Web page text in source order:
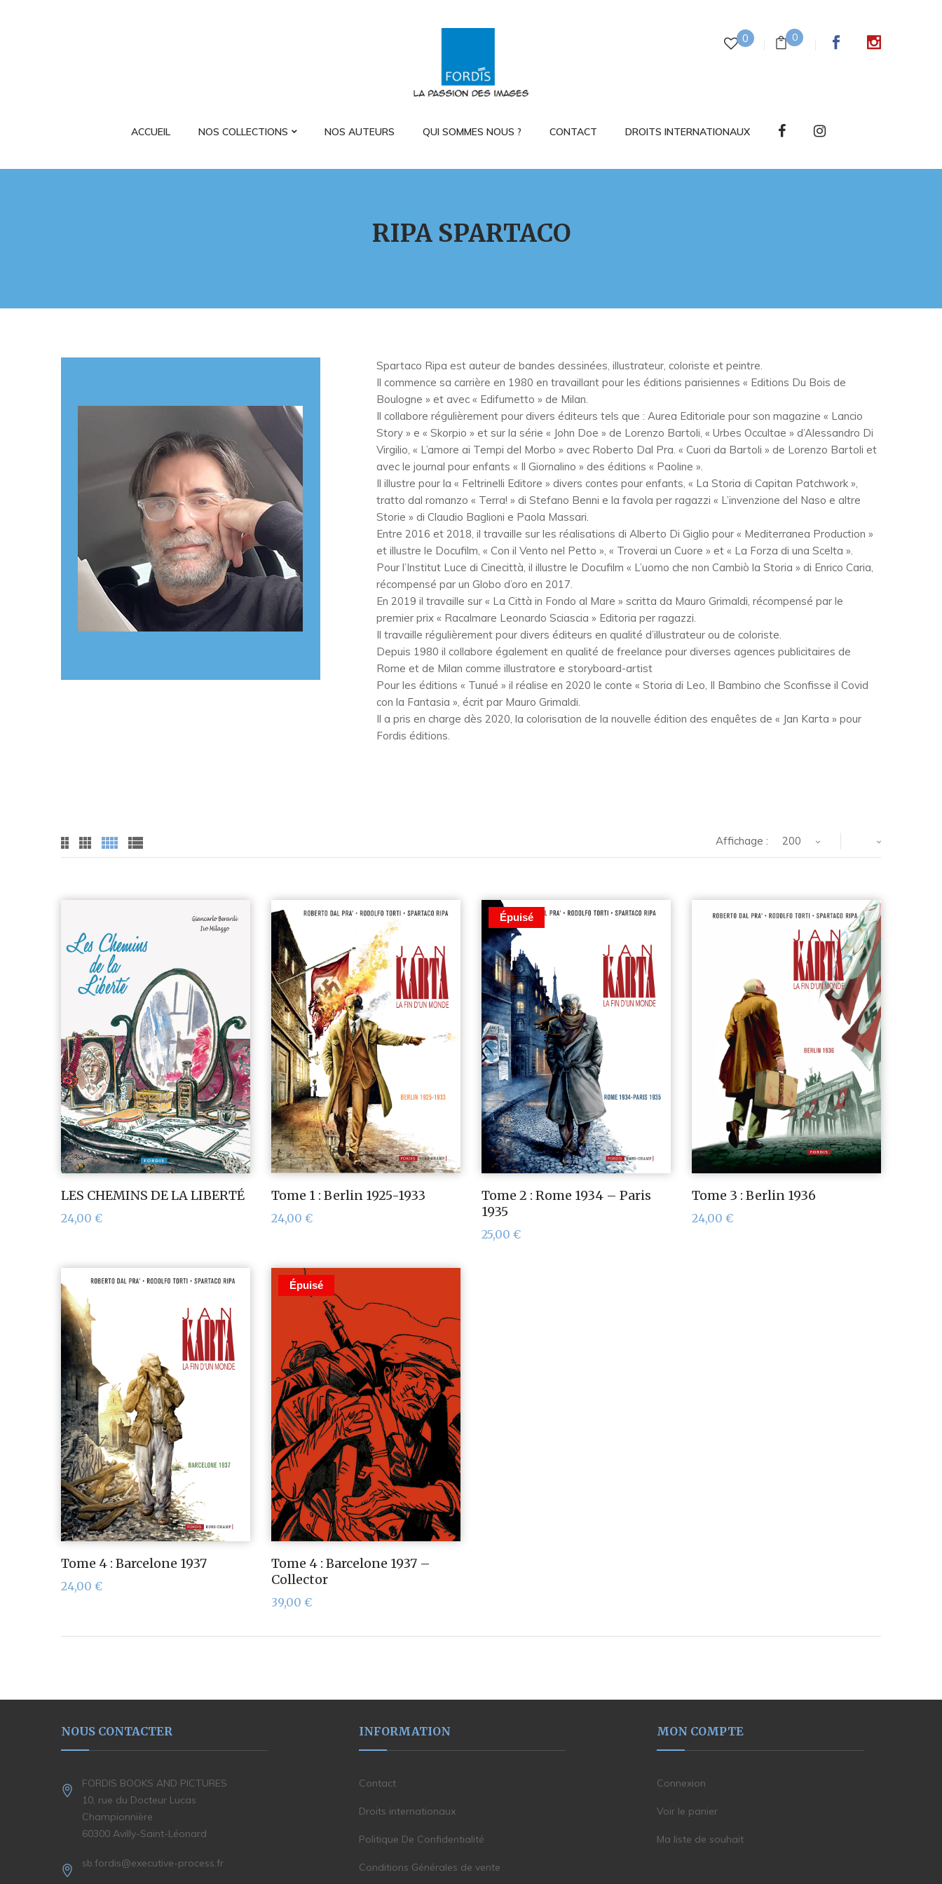
0 0
ACCUEIL NOS COLLECTIONS NOS AUTEURS QUI SOMMES NOUS ? CONTACT DROITS INTERNATIONAUX
RIPA SPARTACO
Spartaco Ripa est auteur de bandes dessinées, illustrateur, coloriste et peintre.
Il commence sa carrière en 1980 en travaillant pour les éditions parisiennes « Editions Du Bois de
Boulogne » et avec « Edifumetto » de Milan.
Il collabore régulièrement pour divers éditeurs tels que : Aurea Editoriale pour son magazine « Lancio
Story » e « Skorpio » et sur la série « John Doe » de Lorenzo Bartoli, « Urbes Occultae » d’Alessandro Di
Virgilio, « L’amore ai Tempi del Morbo » avec Roberto Dal Pra. « Cuori da Bartoli » de Lorenzo Bartoli et
avec le journal pour enfants « Il Giornalino » des éditions « Paoline ».
Il illustre pour la « Feltrinelli Editore » divers contes pour enfants, « La Storia di Capitan Patchwork »,
tratto dal romanzo « Terra! » di Stefano Benni e la favola per ragazzi « L’invenzione del Naso e altre
Storie » di Claudio Baglioni e Paola Massari.
Entre 2016 et 2018, il travaille sur les réalisations di Alberto Di Giglio pour « Mediterranea Production »
et illustre le Docufilm, « Con il Vento nel Petto », « Troverai un Cuore » et « La Forza di una Scelta ».
Pour l’Institut Luce di Cinecittà, il illustre le Docufilm « L’uomo che non Cambiò la Storia » di Enrico Caria,
récompensé par un Globo d’oro en 2017.
En 2019 il travaille sur « La Città in Fondo al Mare » scritta da Mauro Grimaldi, récompensé par le
premier prix « Racalmare Leonardo Sciascia » Editoria per ragazzi.
Il travaille régulièrement pour divers éditeurs en qualité d’illustrateur ou de coloriste.
Depuis 1980 il collabore également en qualité de freelance pour diverses agences publicitaires de
Rome et de Milan comme illustratore e storyboard-artist
Pour les éditions « Tunué » il réalise en 2020 le conte « Storia di Leo, Il Bambino che Sconfisse il Covid
con la Fantasia », écrit par Mauro Grimaldi.
Il a pris en charge dès 2020, la colorisation de la nouvelle édition des enquêtes de « Jan Karta » pour
Fordis éditions.
Affichage : 200
LES CHEMINS DE LA LIBERTÉ
24,00 €
Tome 1 : Berlin 1925-1933
24,00 €
Épuisé
Tome 2 : Rome 1934 – Paris
1935
25,00 €
Tome 3 : Berlin 1936
24,00 €
Tome 4 : Barcelone 1937
24,00 €
Épuisé
Tome 4 : Barcelone 1937 –
Collector
39,00 €
NOUS CONTACTER
FORDIS BOOKS AND PICTURES
10, rue du Docteur Lucas
Championnière
60300 Avilly-Saint-Léonard
sb.fordis@executive-process.fr
INFORMATION
Contact
Droits internationaux
Politique De Confidentialité
Conditions Générales de vente
MON COMPTE
Connexion
Voir le panier
Ma liste de souhait